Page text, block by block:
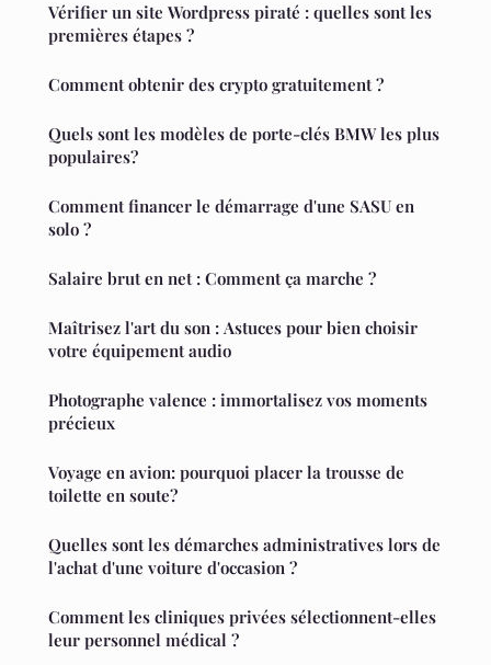
Vérifier un site Wordpress piraté : quelles sont les
premières étapes ?
Comment obtenir des crypto gratuitement ?
Quels sont les modèles de porte-clés BMW les plus
populaires?
Comment financer le démarrage d'une SASU en
solo ?
Salaire brut en net : Comment ça marche ?
Maîtrisez l'art du son : Astuces pour bien choisir
votre équipement audio
Photographe valence : immortalisez vos moments
précieux
Voyage en avion: pourquoi placer la trousse de
toilette en soute?
Quelles sont les démarches administratives lors de
l'achat d'une voiture d'occasion ?
Comment les cliniques privées sélectionnent-elles
leur personnel médical ?